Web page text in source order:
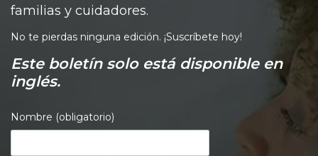
familias y cuidadores.
No te pierdas ninguna edición. ¡Suscríbete hoy!
Este boletín solo está disponible en
inglés.
Nombre (obligatorio)